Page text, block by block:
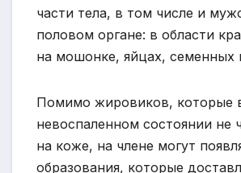
части тела, в том числе и
половом органе: в области
на мошонке, яйцах, семенных
Помимо жировиков, которые
невоспаленном состоянии не
на коже, на члене могут
образования, которые